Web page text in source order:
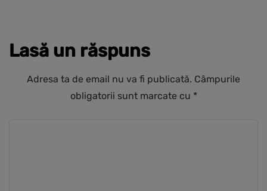
Lasă un răspuns
Adresa ta de email nu va fi publicată. Câmpurile
obligatorii sunt marcate cu *